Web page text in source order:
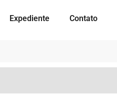
Expediente Contato